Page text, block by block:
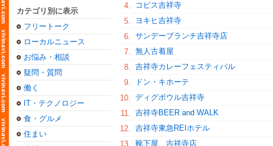
カテゴリ別に表示
フリートーク
ローカルニュース
お悩み・相談
疑問・質問
働く
IT・テクノロジー
食・グルメ
住まい
4.
コピス吉祥寺
5.
ヨキヒ吉祥寺
6. サンデーブランチ吉祥寺店
7. 無人古着屋
8. 吉祥寺カレーフェスティバル
9.
ドン・キホーテ
10. ディグボウル吉祥寺
11. 吉祥寺BEER and WALK
12. 吉祥寺東急REIホテル
13. 靴下屋 吉祥寺店